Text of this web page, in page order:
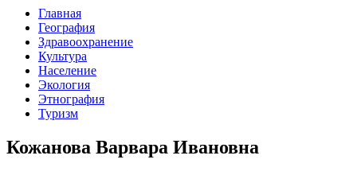
Главная
География
Здравоохранение
Культура
Население
Экология
Этнография
Туризм
Кожанова Варвара Ивановна